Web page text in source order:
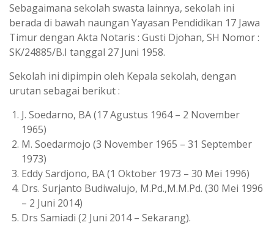
Sebagaimana sekolah swasta lainnya, sekolah ini
berada di bawah naungan Yayasan Pendidikan 17 Jawa
Timur dengan Akta Notaris : Gusti Djohan, SH Nomor :
SK/24885/B.I tanggal 27 Juni 1958.
Sekolah ini dipimpin oleh Kepala sekolah, dengan
urutan sebagai berikut :
J. Soedarno, BA (17 Agustus 1964 – 2 November
1965)
M. Soedarmojo (3 November 1965 – 31 September
1973)
Eddy Sardjono, BA (1 Oktober 1973 – 30 Mei 1996)
Drs. Surjanto Budiwalujo, M.Pd.,M.M.Pd. (30 Mei 1996
– 2 Juni 2014)
Drs Samiadi (2 Juni 2014 – Sekarang).